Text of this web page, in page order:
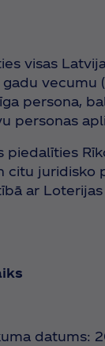
visas
gadu
persona,
personas
piedalīties
citu juridisko
ar
datums: